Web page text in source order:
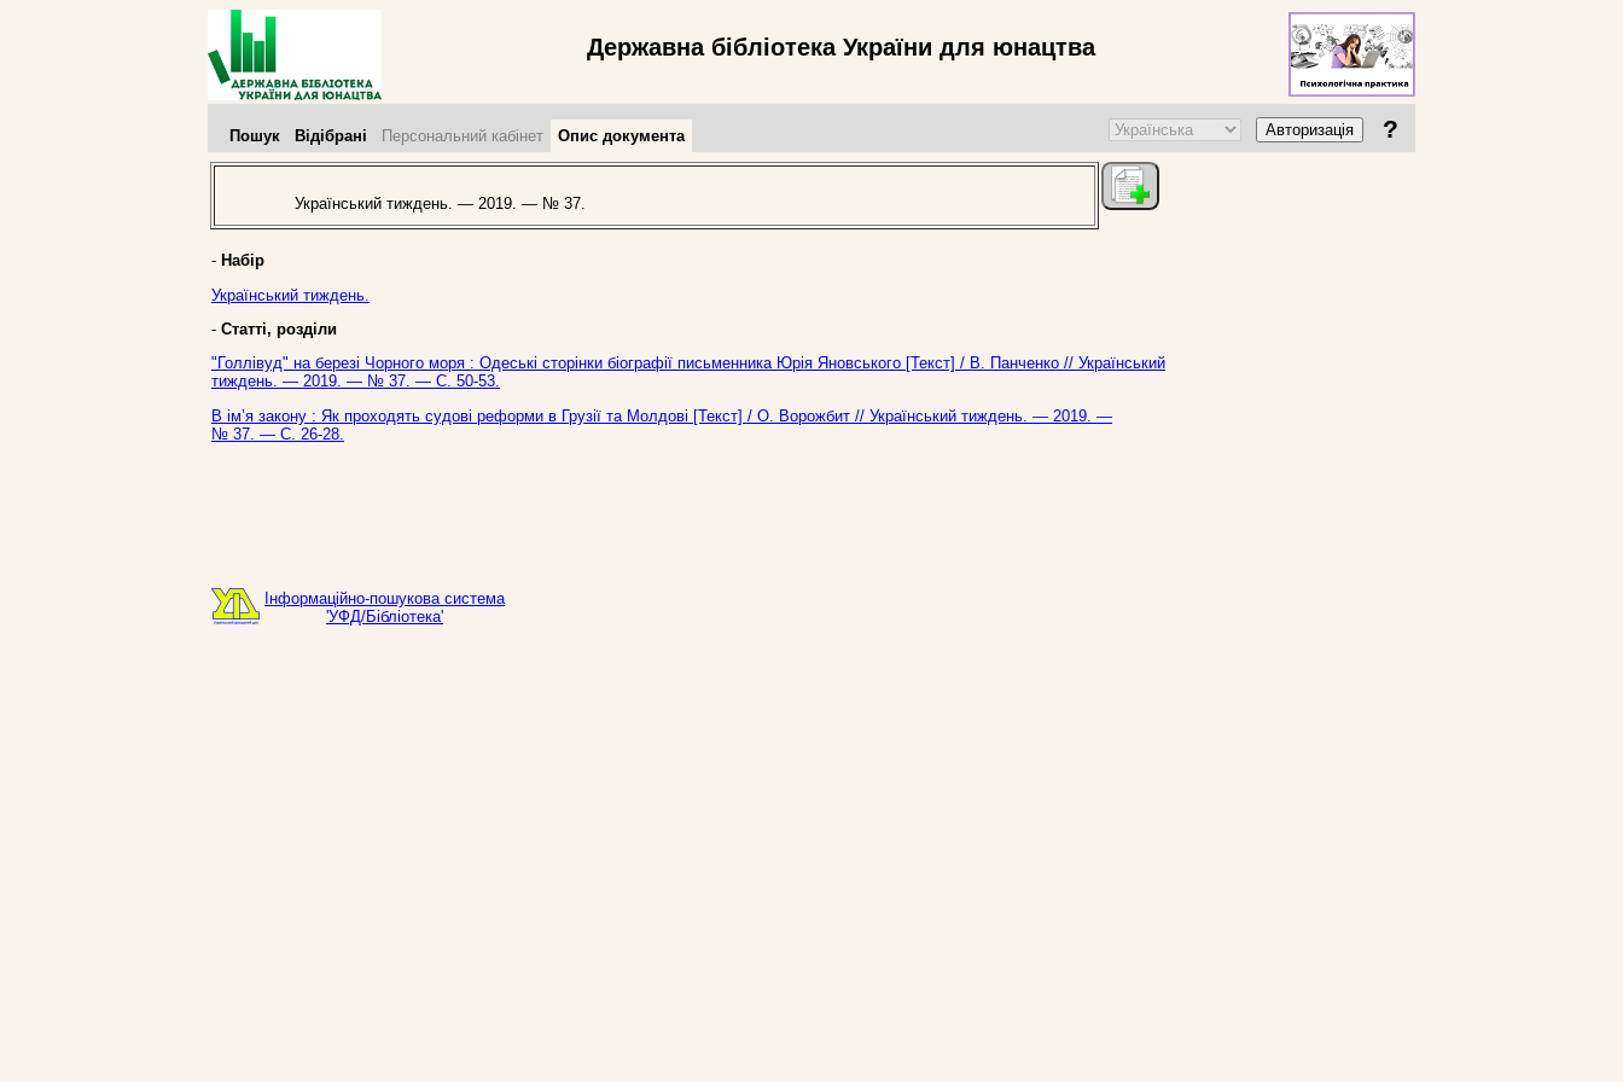
Державна бібліотека України для юнацтва
Пошук Відібрані Персональний кабінет Опис документа Авторизація ?
Український тиждень. — 2019. — № 37.
- Набір
Український тиждень.
- Статті, розділи
"Голлівуд" на березі Чорного моря : Одеські сторінки біографії письменника Юрія Яновського [Текст] / В. Панченко // Український
тиждень. — 2019. — № 37. — С. 50-53.
В ім’я закону : Як проходять судові реформи в Грузії та Молдові [Текст] / О. Ворожбит // Український тиждень. — 2019. —
№ 37. — С. 26-28.
Інформаційно-пошукова система
'УФД/Бібліотека'